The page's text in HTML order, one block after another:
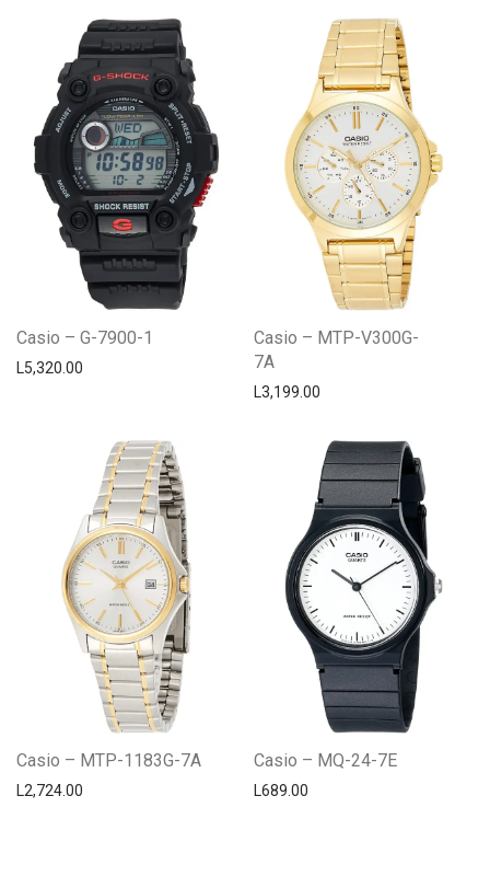
Casio – G-7900-1
L5,320.00
Casio – MTP-V300G-
7A
L3,199.00
Casio – MTP-1183G-7A
L2,724.00
Casio – MQ-24-7E
L689.00